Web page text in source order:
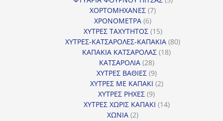
ΧΟΡΤΟΜΗΧΑΝΕΣ 77
ΧΡΟΝΟΜΕΤΡΑ 66
προϊόντα
ΧΥΤΡΕΣ ΤΑΧΥΤΗΤΟΣ 1515
προϊόντα
ΧΥΤΡΕΣ-ΚΑΤΣΑΡΟΛΕΣ-ΚΑΠΑΚΙΑ 8080
ΚΑΠΑΚΙΑ ΚΑΤΣΑΡΟΛΑΣ 1818
ΚΑΤΣΑΡΟΛΙΑ 2828
προϊόντα
ΧΥΤΡΕΣ ΒΑΘΙΕΣ 99
προϊόντα
ΧΥΤΡΕΣ ΜΕ ΚΑΠΑΚΙ 22
ΧΥΤΡΕΣ ΡΗΧΕΣ 99
προϊόντα
ΧΥΤΡΕΣ ΧΩΡΙΣ ΚΑΠΑΚΙ 1414
ΧΩΝΙΑ 22